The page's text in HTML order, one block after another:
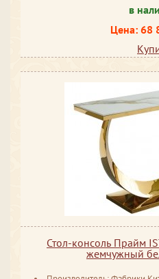
в
Цена: 68
Стол-консоль Прайм
жемчужный